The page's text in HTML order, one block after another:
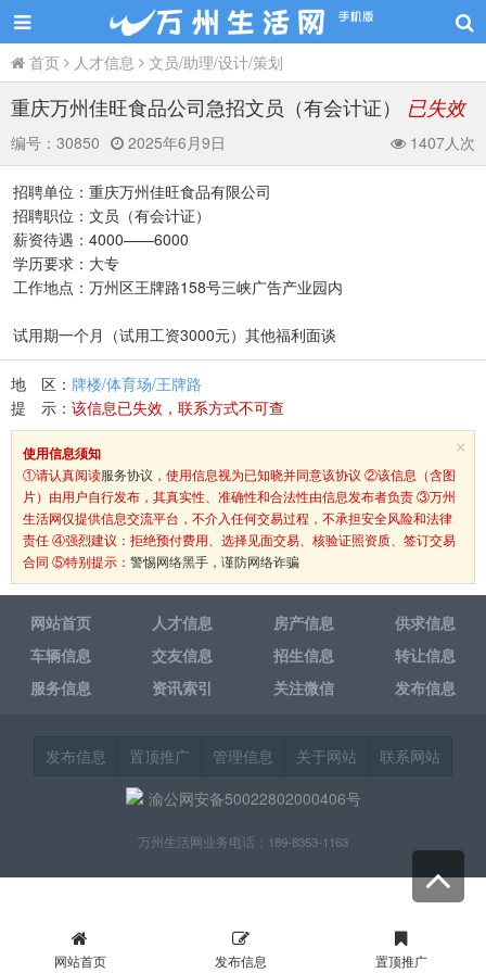
首页 人才信息 文员/助理/设计/策划
重庆万州佳旺食品公司急招文员（有会计证） 已失效
编号： 30850 2025年6月9日 1407人次
招聘单位：重庆万州佳旺食品有限公司
招聘职位：文员（有会计证）
薪资待遇：4000——6000
学历要求：大专
工作地点：万州区王牌路158号三峡广告产业园内
试用期一个月（试用工资3000元）其他福利面谈
地 区： 牌楼/体育场/王牌路
提 示： 该信息已失效，联系方式不可查
×
使用信息须知
①请认真阅读服务协议 ，使用信息视为已知晓并同意该协议 ②该信息（含图
片）由用户自行发布，其真实性、准确性和合法性由信息发布者负责 ③万州
生活网仅提供信息交流平台，不介入任何交易过程，不承担安全风险和法律
责任 ④强烈建议：拒绝预付费用、选择见面交易、核验证照资质、签订交易
合同 ⑤特别提示： 警惕网络黑手，谨防网络诈骗
网站首页 人才信息 房产信息
供求信息
车辆信息
交友信息 招生信息
转让信息
服务信息
资讯索引 关注微信 发布信息
发布信息 置顶推广 管理信息 关于网站
联系网站
渝公网安备50022802000406号
万州生活网业务电话：189-8353-1163
网站首页 发布信息 置顶推广